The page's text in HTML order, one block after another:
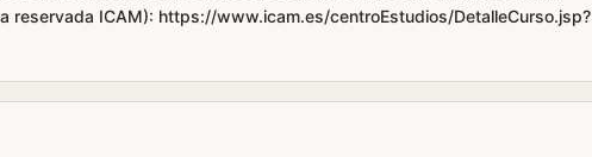
reservada ICAM): https://www.icam.es/centroEstudios/DetalleCurso.jsp?